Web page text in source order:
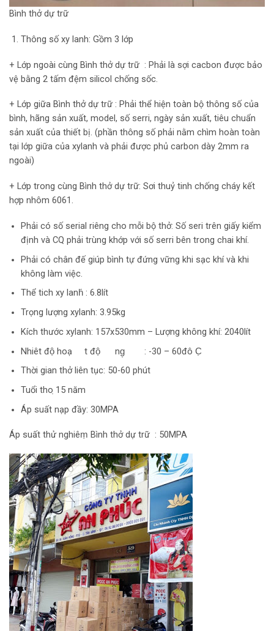
Bình thở dự trữ
Thông số xy lanh: Gồm 3 lớp
+ Lớp ngoài cùng Bình thở dự trữ : Phải là sợi cacbon được bảo
vệ bằng 2 tấm đệm silicol chống sốc.
+ Lớp giữa Bình thở dự trữ : Phải thể hiện toàn bộ thông số của
bình, hãng sản xuất, model, số serri, ngày sản xuất, tiêu chuẩn
sản xuất của thiết bị. (phần thông số phải nằm chìm hoàn toàn
tại lớp giữa của xylanh và phải được phủ carbon dày 2mm ra
ngoài)
+ Lớp trong cùng Bình thở dự trữ: Sơi thuỷ tinh chống cháy kết
hợp nhôm 6061.
Phải có số serial riêng cho mỗi bộ thở: Số seri trên giấy kiểm
định và CQ phải trùng khớp với số serri bên trong chai khí.
Phải có chân đế giúp bình tự đứng vững khi sạc khí và khi
không làm việc.
Thể tich xy lanh́ : 6.8lít
Trọng lượng xylanh: 3.95kg
Kích thước xylanh: 157x530mm – Lượng không khí: 2040lít
Nhiêt độ hoạ t độ ng̣ : -30 – 60đô C̣
Thời gian thở liên tục: 50-60 phút
Tuổi tho ̣15 năm
Áp suất nạp đầy: 30MPA
Áp suất thử nghiêṃ Bình thở dự trữ : 50MPA